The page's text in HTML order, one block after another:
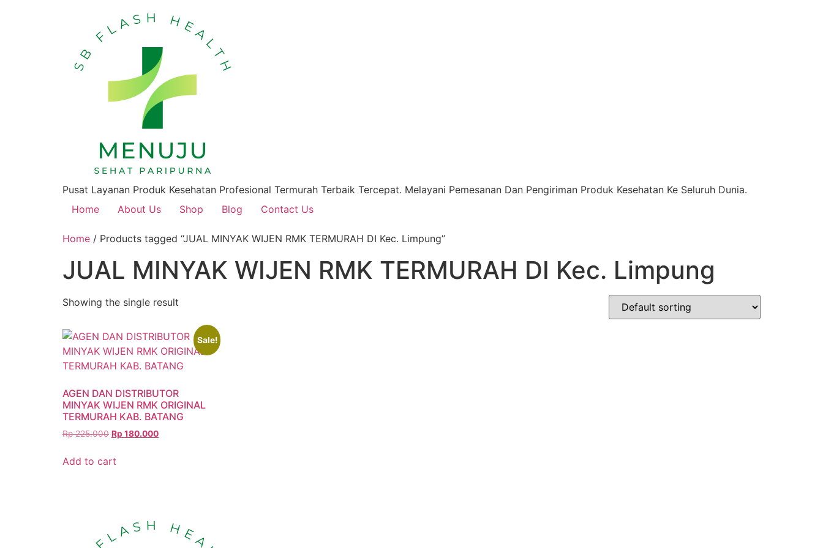
Pusat Layanan Produk Kesehatan Profesional Termurah Terbaik Tercepat. Melayani Pemesanan Dan Pengiriman Produk Kesehatan Ke Seluruh Dunia.
Home
About Us Shop Blog Contact Us
Home / Products tagged “JUAL MINYAK WIJEN RMK TERMURAH DI Kec. Limpung”
JUAL MINYAK WIJEN RMK TERMURAH DI Kec. Limpung
Showing the single result
Sale!
AGEN DAN DISTRIBUTOR
MINYAK WIJEN RMK ORIGINAL
TERMURAH KAB. BATANG
Rp225.000 Rp 180.000
Add to cart